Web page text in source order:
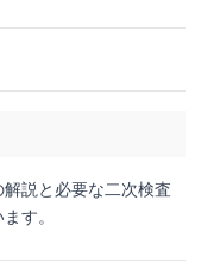
説と必要な二次検査
す。